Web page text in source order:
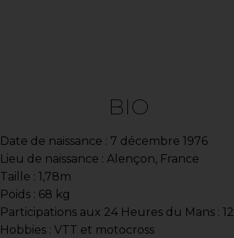
BIO
Date de naissance : 7 décembre 1976
Lieu de naissance : Alençon, France
Taille : 1,78m
Poids : 68 kg
Participations aux 24 Heures du Mans : 12
Hobbies : VTT et motocross